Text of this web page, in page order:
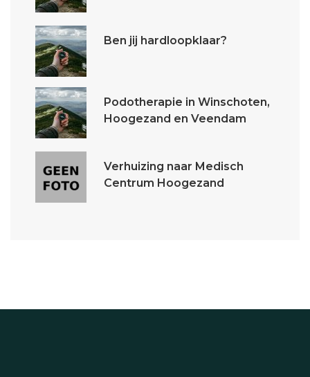
Ben jij hardloopklaar?
Podotherapie in Winschoten,
Hoogezand en Veendam
Verhuizing naar Medisch
Centrum Hoogezand